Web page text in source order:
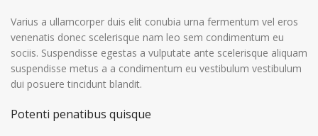
Varius a ullamcorper duis elit conubia urna fermentum vel eros
venenatis donec scelerisque nam leo sem condimentum eu
sociis. Suspendisse egestas a vulputate ante scelerisque aliquam
suspendisse metus a a condimentum eu vestibulum vestibulum
dui posuere tincidunt blandit.
Potenti penatibus quisque